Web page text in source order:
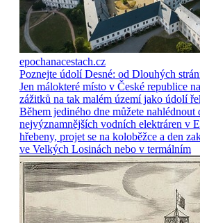
epochanacestach.cz
Poznejte údolí Desné: od Dlouhých
Jen málokteré místo v České republice
zážitků na tak malém území jako údolí
Během jediného dne můžete nahlédnout
nejvýznamnějších vodních elektráren v
hřebeny, projet se na koloběžce a den
ve Velkých Losinách nebo v termálním